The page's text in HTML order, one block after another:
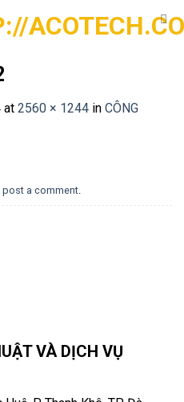
at 2560 × 1244 in CÔNG
post a comment
VÀ DỊCH VỤ